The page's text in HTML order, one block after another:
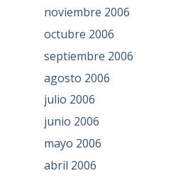
noviembre 2006
octubre 2006
septiembre 2006
agosto 2006
julio 2006
junio 2006
mayo 2006
abril 2006